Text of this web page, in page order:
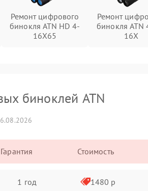
Ремонт цифрового
бинокля ATN HD 4-
16X65
Ремонт
бинокля ATN
16X
биноклей ATN
Гарантия Стоимость
1 год 1480 р